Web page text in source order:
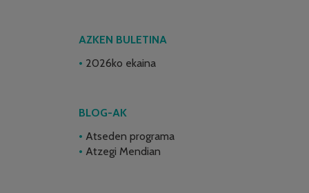
AZKEN BULETINA
2026ko ekaina
BLOG-AK
Atseden programa
Atzegi Mendian